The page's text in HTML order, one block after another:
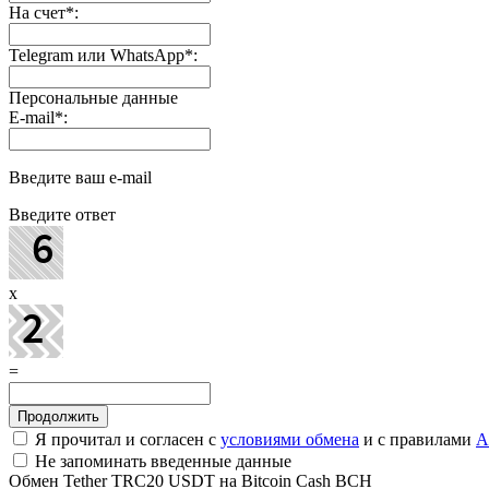
На счет*:
Telegram или WhatsApp*:
Персональные данные
E-mail*:
Введите ваш e-mail
Введите ответ
x
=
Я прочитал и согласен с условиями обмена и с правилами
Не запоминать введенные данные
Обмен Tether TRC20 USDT на Bitcoin Cash BCH